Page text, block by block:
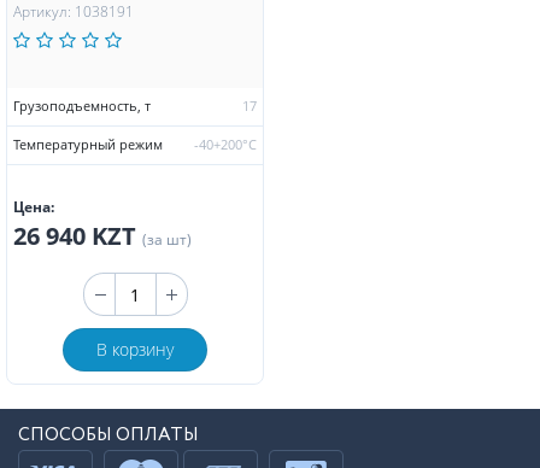
Артикул: 1038191
Грузоподъемность, т 17
Температурный режим -40+200°С
Цена:
26 940 KZT (за шт)
В корзину
СПОСОБЫ ОПЛАТЫ